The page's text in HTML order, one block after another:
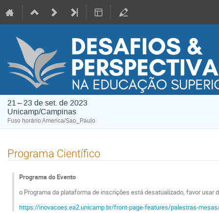
21 – 23 de set. de 2023
Unicamp/Campinas
Fuso horário America/Sao_Paulo
Programa Científico
Programa do Evento
o Programa da plataforma de inscrições está desatualizado, favor usar
https://inovacoes.ea2.unicamp.br/front-page-features/palestras-